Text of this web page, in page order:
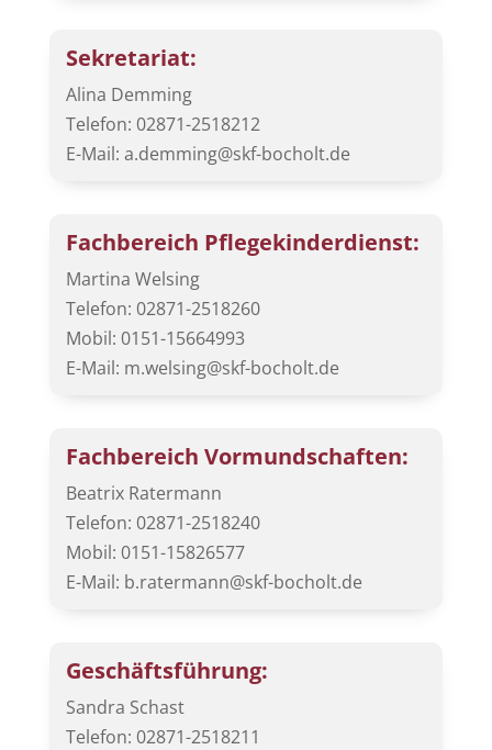
Sekretariat:
Alina Demming
Telefon: 02871-2518212
E-Mail: a.demming@skf-bocholt.de
Fachbereich Pflegekinderdienst:
Martina Welsing
Telefon: 02871-2518260
Mobil: 0151-15664993
E-Mail: m.welsing@skf-bocholt.de
Fachbereich Vormundschaften:
Beatrix Ratermann
Telefon: 02871-2518240
Mobil: 0151-15826577
E-Mail: b.ratermann@skf-bocholt.de
Geschäftsführung:
Sandra Schast
Telefon: 02871-2518211